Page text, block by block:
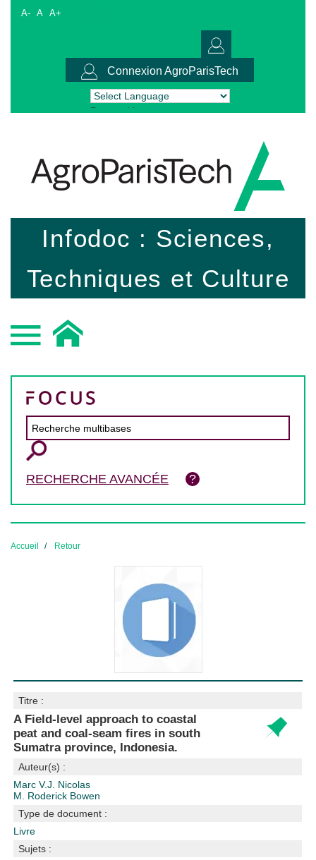
A- A A+
Connexion AgroParisTech
Powered by Translate
Infodoc : Sciences,
Techniques et Culture
RECHERCHE AVANCÉE
Accueil Retour
Titre :
A Field-level approach to coastal
peat and coal-seam fires in south
Sumatra province, Indonesia.
Auteur(s) :
Marc V.J. Nicolas
M. Roderick Bowen
Type de document :
Livre
Sujets :